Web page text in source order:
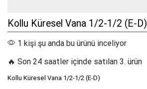
Kollu Küresel Vana 1/2-1/2 (E-D)
1 kişi şu anda bu ürünü inceliyor
🔥 Son 24 saatler içinde satılan 3. ürün
Kollu Küresel Vana 1/2-1/2 (E-D)